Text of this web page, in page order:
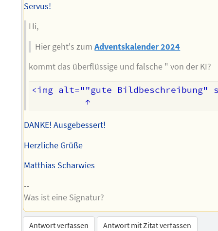
Servus!
Hi,
Hier geht's zumAdventskalender 2024
kommt das überflüssige und falsche " von der KI?
<img alt=""gute Bildbeschreibung"
DANKE! Ausgebessert!
Herzliche Grüße
Matthias Scharwies
--
Was ist eine Signatur?
Antwort verfassen
Antwort mit Zitat verfassen